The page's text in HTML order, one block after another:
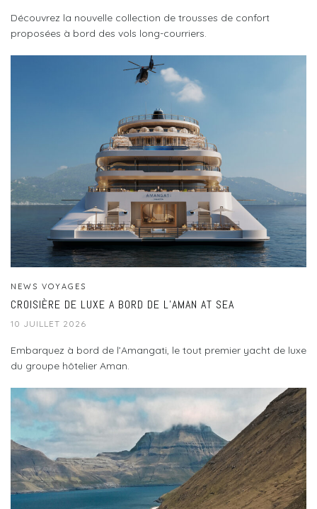
Découvrez la nouvelle collection de trousses de confort
proposées à bord des vols long-courriers.
NEWS VOYAGES
CROISIÈRE DE LUXE A BORD DE L’AMAN AT SEA
10 JUILLET 2026
Embarquez à bord de l’Amangati, le tout premier yacht de luxe
du groupe hôtelier Aman.